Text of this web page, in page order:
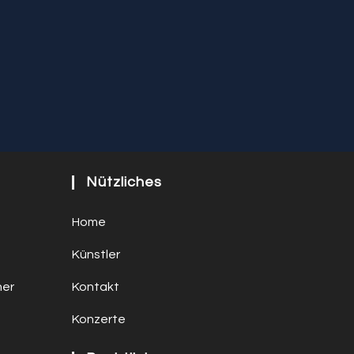
Nützliches
Home
Künstler
Kontakt
Konzerte